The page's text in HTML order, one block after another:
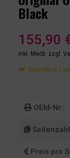
Black
155,90
inkl. MwSt. zzgl.
Bestellbar,
OEM-Nr.:
Preis pro